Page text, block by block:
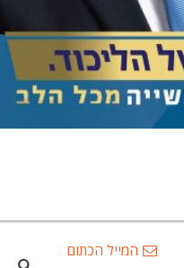
המייל הכתום